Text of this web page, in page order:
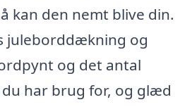
kan den nemt blive din.
juleborddækning og
og det antal
har brug for, og glæd